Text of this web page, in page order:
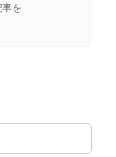
を